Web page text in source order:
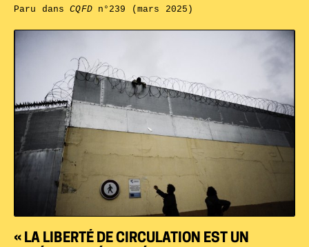
« LA LIBERTÉ DE CIRCULATION EST UN
Paru dansCQFDn°239 (mars 2025)